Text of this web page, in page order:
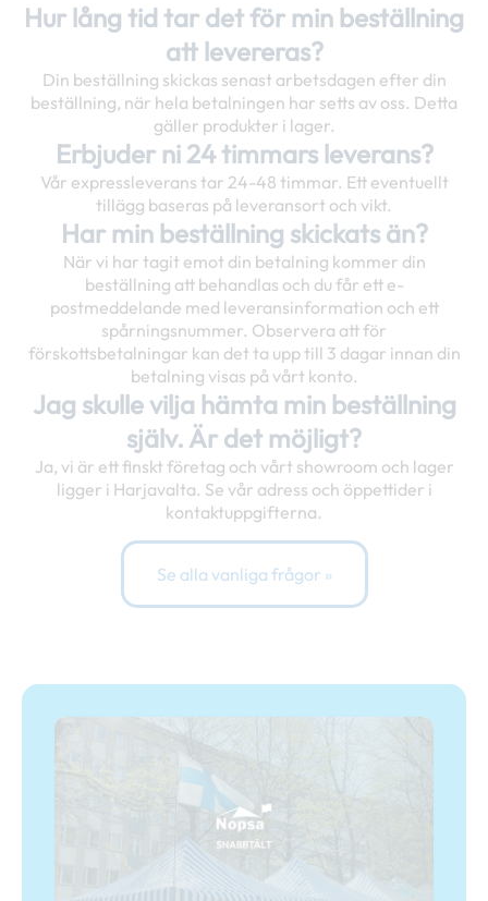
Hur lång tid tar det för min beställning
att levereras?
Din beställning skickas senast arbetsdagen efter din
beställning, när hela betalningen har setts av oss. Detta
gäller produkter i lager.
Erbjuder ni 24 timmars leverans?
Vår expressleverans tar 24-48 timmar. Ett eventuellt
tillägg baseras på leveransort och vikt.
Har min beställning skickats än?
När vi har tagit emot din betalning kommer din
beställning att behandlas och du får ett e-
postmeddelande med leveransinformation och ett
spårningsnummer. Observera att för
förskottsbetalningar kan det ta upp till 3 dagar innan din
betalning visas på vårt konto.
Jag skulle vilja hämta min beställning
själv. Är det möjligt?
Ja, vi är ett finskt företag och vårt showroom och lager
ligger i Harjavalta. Se vår adress och öppettider i
kontaktuppgifterna.
Se alla vanliga frågor »